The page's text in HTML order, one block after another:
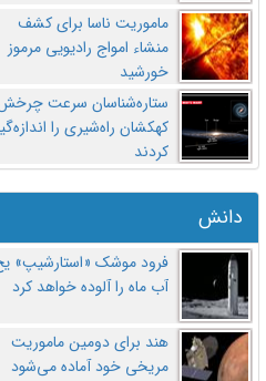
ماموریت ناسا برای کشف
منشاء امواج رادیویی مرموز
خورشید
ستاره‌شناسان سرعت
کهکشان راه‌شیری را
کردند
دانش
فرود موشک «استارشیپ»
آب ماه را آلوده خواهد کرد
هند برای دومین ماموریت
مریخی خود آماده می‌شود